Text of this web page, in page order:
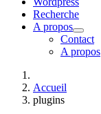
Recherche
A propos
Contact
A propos
Accueil
plugins